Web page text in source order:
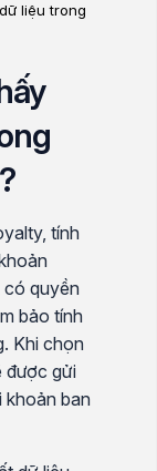
liệu trong
tính
có quyền
bảo tính
Khi chọn
được gửi
khoản ban